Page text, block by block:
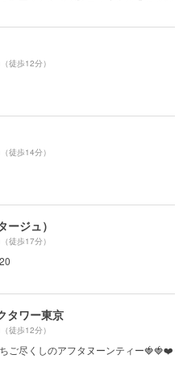
（徒歩12分）
（徒歩14分）
ジュ）
（徒歩17分）
タワー東京
（徒歩12分）
ご尽くしのアフタヌーンティー🍓🍓❤️